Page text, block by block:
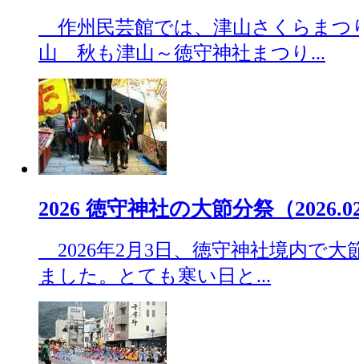
作州民芸館では、津山さくらまつ
山 秋も津山～徳守神社まつり...
2026 徳守神社の大節分祭（
2026年2月3日、徳守神社境内で大
ました。とても寒い日と...